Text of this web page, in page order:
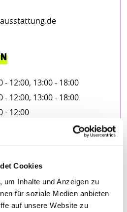
Cookies
um Inhalte und Anzeigen zu
für soziale Medien anbieten
auf unsere Website zu
- 12:00, 13:00 - 18:00
- 12:00, 13:00 - 18:00
- 12:00
- 12:00, 13:00 - 18:00